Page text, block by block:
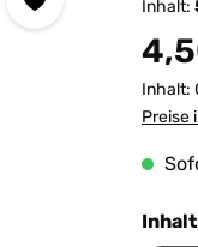
Inhalt:
Inhalt:
Preise
Inhalt